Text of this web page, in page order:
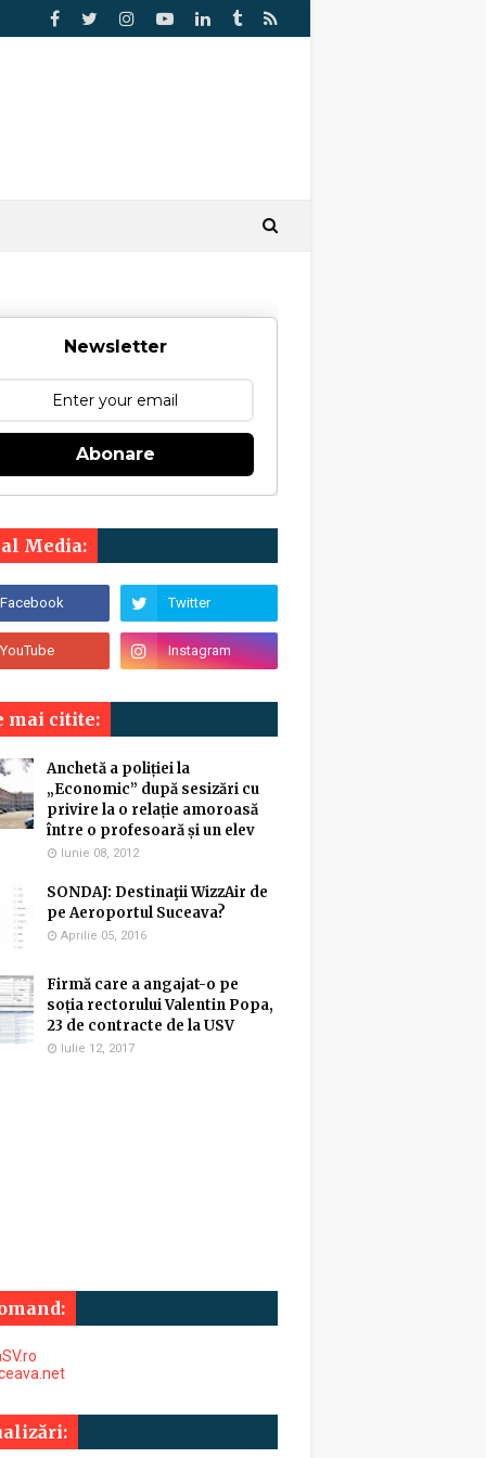
Newsletter
Abonare
Media:
mai citite:
Anchetă a poliției la
„Economic” după sesizări cu
privire la o relație amoroasă
între o profesoară și un elev
Iunie 08, 2012
SONDAJ: Destinaţii WizzAir de
pe Aeroportul Suceava?
Aprilie 05, 2016
Firmă care a angajat-o pe
soția rectorului Valentin Popa,
23 de contracte de la USV
Iulie 12, 2017